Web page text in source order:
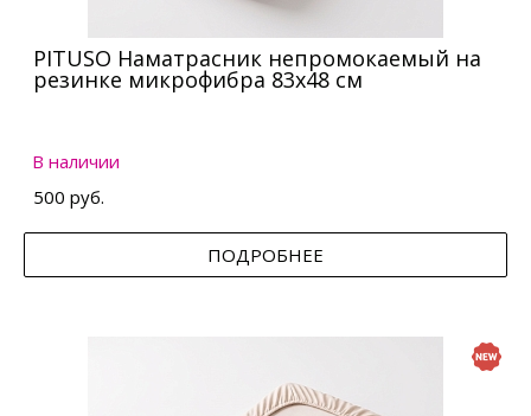
PITUSO Наматрасник непромокаемый на
резинке микрофибра 83х48 см
В наличии
500 руб.
ПОДРОБНЕЕ